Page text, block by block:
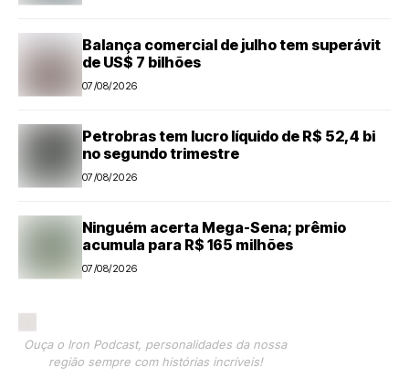
Balança comercial de julho tem superávit
de US$ 7 bilhões
07/08/2026
Petrobras tem lucro líquido de R$ 52,4 bi
no segundo trimestre
07/08/2026
Ninguém acerta Mega-Sena; prêmio
acumula para R$ 165 milhões
07/08/2026
Ouça o Iron Podcast, personalidades da nossa
região sempre com histórias incríveis!